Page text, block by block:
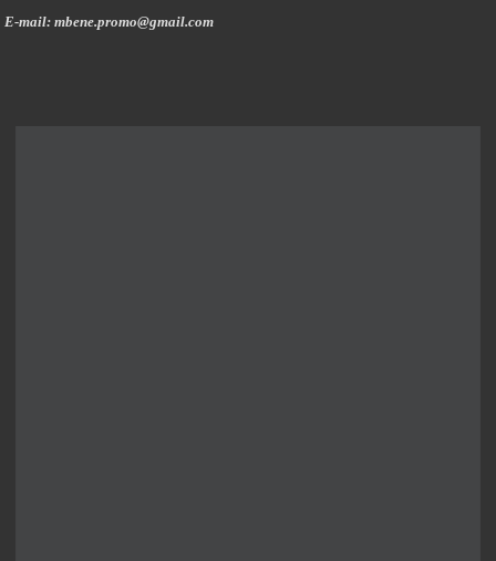
E-mail: mbene.promo@gmail.com